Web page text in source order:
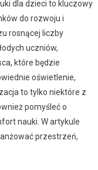
dla dzieci to kluczowy
do rozwoju i
rosnącej liczby
uczniów,
które będzie
oświetlenie,
to tylko niektóre z
pomyśleć o
nauki. W artykule
przestrzeń,